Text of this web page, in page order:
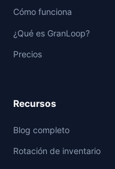
Cómo funciona
¿Qué es GranLoop?
Precios
Recursos
Blog completo
Rotación de inventario